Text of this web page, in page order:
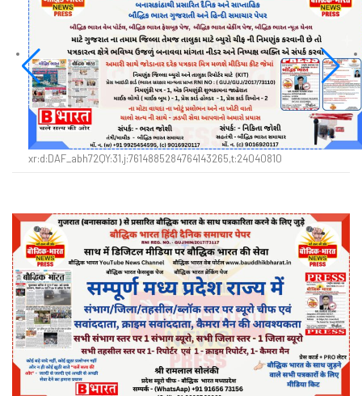
xr:d:DAF_abh72QY:31,j:7614885284764143265,t:24040810